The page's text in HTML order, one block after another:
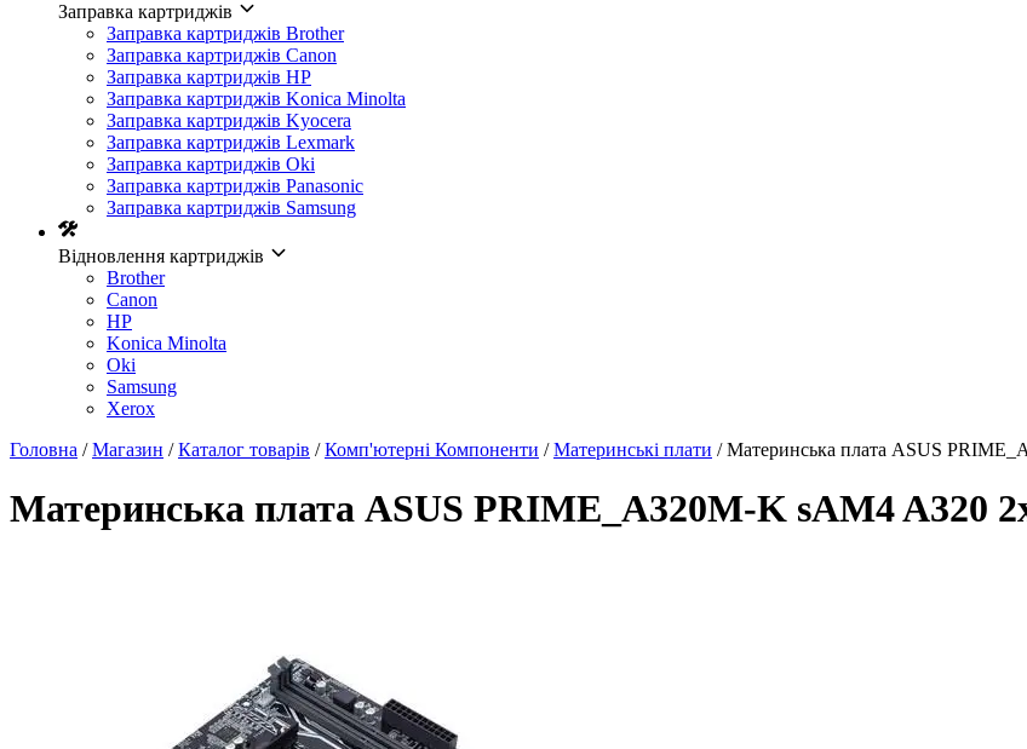
Заправка картриджів
Заправка картриджів Brother
Заправка картриджів Canon
Заправка картриджів HP
Заправка картриджів Konica Minolta
Заправка картриджів Kyocera
Заправка картриджів Lexmark
Заправка картриджів Oki
Заправка картриджів Panasonic
Заправка картриджів Samsung
Відновлення картриджів
Brother
Canon
HP
Konica Minolta
Oki
Samsung
Xerox
Головна /Магазин /Каталог товарів /Комп'ютерні Компоненти /Материнські плати / Материнcька плата ASUS
Материнcька плата ASUS PRIME_A320M-K sAM4 A320